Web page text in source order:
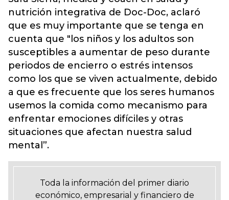
nutrición integrativa de Doc-Doc, aclaró
que es muy importante que se tenga en
cuenta que "los niños y los adultos son
susceptibles a aumentar de peso durante
periodos de encierro o estrés intensos
como los que se viven actualmente, debido
a que es frecuente que los seres humanos
usemos la comida como mecanismo para
enfrentar emociones difíciles y otras
situaciones que afectan nuestra salud
mental”.
Toda la información del primer diario
económico, empresarial y financiero de